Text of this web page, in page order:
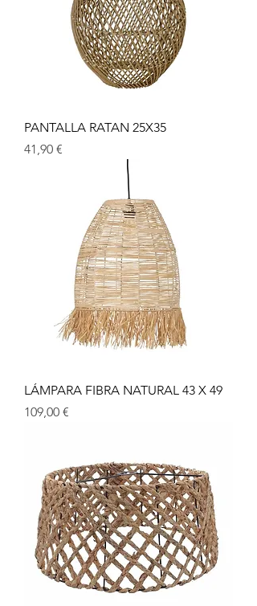
PANTALLA RATAN 25X35
Precio
41,90 €
LÁMPARA FIBRA NATURAL 43 X 49
Precio
109,00 €